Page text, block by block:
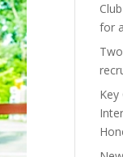
for
Key